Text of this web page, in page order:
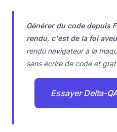
Générer du code depuis
rendu, c'est de la foi
rendu navigateur à la
sans écrire de code et
Essayer Delta-